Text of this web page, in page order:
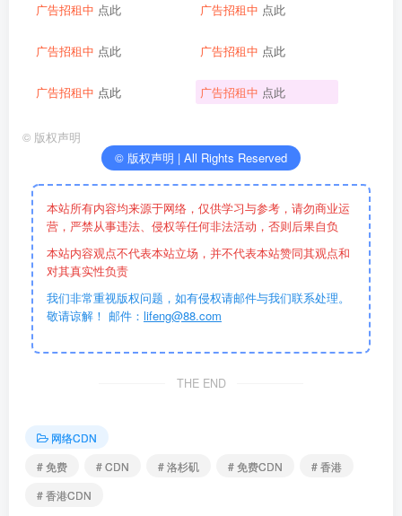
广告招租中 点此 广告招租中 点此
广告招租中 点此 广告招租中 点此
广告招租中 点此 广告招租中 点此
© 版权声明
© 版权声明 | All Rights Reserved
本站所有内容均来源于网络，仅供学习与参考，请勿商业运
营，严禁从事违法、侵权等任何非法活动，否则后果自负
本站内容观点不代表本站立场，并不代表本站赞同其观点和
对其真实性负责
我们非常重视版权问题，如有侵权请邮件与我们联系处理。
敬请谅解！ 邮件： lifeng@88.com
THE END
网络CDN
# 免费
# CDN # 洛杉矶 # 免费CDN
# 香港
# 香港CDN